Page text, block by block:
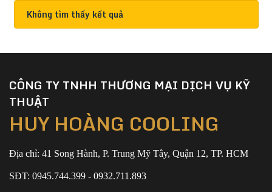
Không tìm thấy kết quả
CÔNG TY TNHH THƯƠNG MẠI DỊCH VỤ KỸ
THUẬT
HUY HOÀNG COOLING
Địa chỉ: 41 Song Hành, P. Trung Mỹ Tây, Quận 12, TP. HCM
SĐT: 0945.744.399 - 0932.711.893